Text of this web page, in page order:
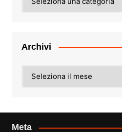
Archivi
Meta